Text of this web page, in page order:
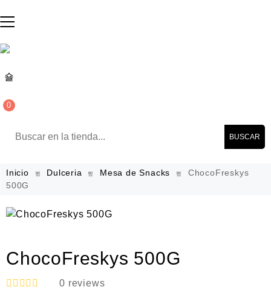
0
BUSCAR
Inicio Dulceria Mesa de Snacks
ChocoFreskys
500G
ChocoFreskys 500G
0 reviews